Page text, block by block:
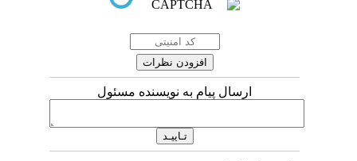
ارسال پیام به نویسنده مسئول